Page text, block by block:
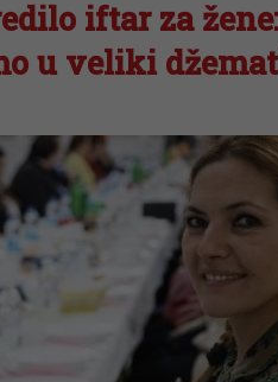
iftar za žene:
u veliki